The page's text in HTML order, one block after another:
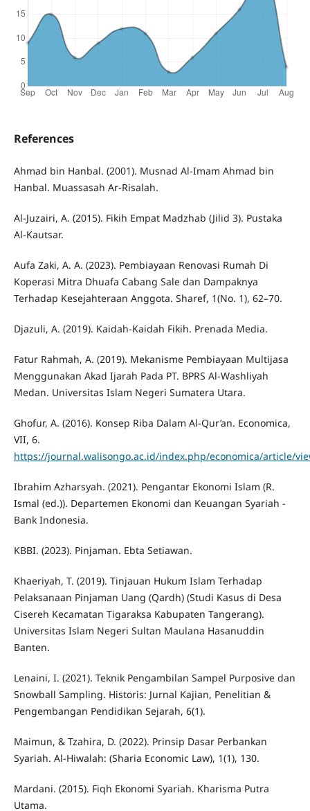
References
Ahmad bin Hanbal. (2001). Musnad Al-Imam Ahmad bin
Hanbal. Muassasah Ar-Risalah.
Al-Juzairi, A. (2015). Fikih Empat Madzhab (Jilid 3). Pustaka
Al-Kautsar.
Aufa Zaki, A. A. (2023). Pembiayaan Renovasi Rumah Di
Koperasi Mitra Dhuafa Cabang Sale dan Dampaknya
Terhadap Kesejahteraan Anggota. Sharef, 1(No. 1), 62–70.
Djazuli, A. (2019). Kaidah-Kaidah Fikih. Prenada Media.
Fatur Rahmah, A. (2019). Mekanisme Pembiayaan Multijasa
Menggunakan Akad Ijarah Pada PT. BPRS Al-Washliyah
Medan. Universitas Islam Negeri Sumatera Utara.
Ghofur, A. (2016). Konsep Riba Dalam Al-Qur’an. Economica,
VII, 6.
https://journal.walisongo.ac.id/index.php/economica/article/
Ibrahim Azharsyah. (2021). Pengantar Ekonomi Islam (R.
Ismal (ed.)). Departemen Ekonomi dan Keuangan Syariah -
Bank Indonesia.
KBBI. (2023). Pinjaman. Ebta Setiawan.
Khaeriyah, T. (2019). Tinjauan Hukum Islam Terhadap
Pelaksanaan Pinjaman Uang (Qardh) (Studi Kasus di Desa
Cisereh Kecamatan Tigaraksa Kabupaten Tangerang).
Universitas Islam Negeri Sultan Maulana Hasanuddin
Banten.
Lenaini, I. (2021). Teknik Pengambilan Sampel Purposive dan
Snowball Sampling. Historis: Jurnal Kajian, Penelitian &
Pengembangan Pendidikan Sejarah, 6(1).
Maimun, & Tzahira, D. (2022). Prinsip Dasar Perbankan
Syariah. Al-Hiwalah: (Sharia Economic Law), 1(1), 130.
Mardani. (2015). Fiqh Ekonomi Syariah. Kharisma Putra
Utama.